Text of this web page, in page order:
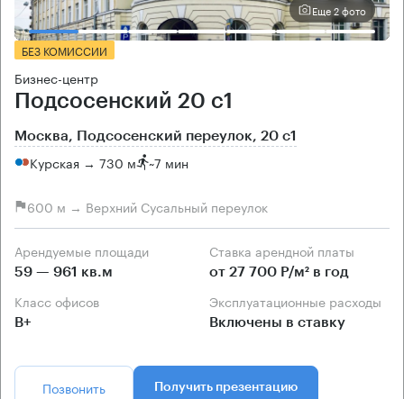
Еще 2 фото
БЕЗ КОМИССИИ
Бизнес-центр
Подсосенский 20 с1
Москва, Подсосенский переулок, 20 с1
Курская → 730 м ~7 мин
600 м → Верхний Сусальный переулок
Арендуемые площади
59 — 961 кв.м
Ставка арендной платы
от 27 700 Р/м² в год
Класс офисов
B+
Эксплуатационные расходы
Включены в ставку
Позвонить Получить презентацию